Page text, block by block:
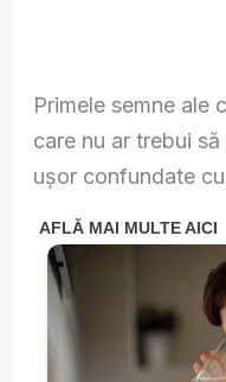
Primele semne ale
care nu ar trebui
ușor confundate